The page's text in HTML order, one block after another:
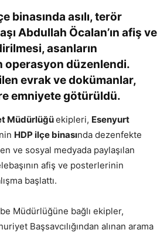
binasında asılı, terör
Abdullah Öcalan’ın afiş ve
asanların
operasyon düzenlendi.
evrak ve dokümanlar,
emniyete götürüldü.
Müdürlüğüekipleri, Esenyurt
HDP ilçe binasında dezenfekte
ve sosyal medyada paylaşılan
afiş ve posterlerinin
başlattı.
Müdürlüğüne bağlı ekipler,
Başsavcılığından alınan arama